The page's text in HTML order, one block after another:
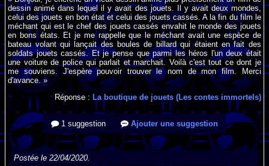
dessin animé dans lequel il y avait des jouets. Il y avait deux mondes,
celui des jouets en bon état et celui des jouets cassés. A la fin du film le
méchant qui est le chef des jouets cassés envahit le monde des jouets
en bons états. Et je me rappelle que le méchant avait une espèce de
bateau volant qui lançait des boules de billard qui étaient en fait des
soldats jouets cassés. Et je pense que parmi les héros l'un deux était
une voiture de police qui parlait et marchait. Voilà c'est tout ce dont je
me souviens. J'espère pouvoir trouver le nom de mon film. Merci
d'avance. »
Réponse : La boutique de jouets (Les contes immortels)
1 suggestion Ajouter une suggestion
Postée le 22/04/2020.